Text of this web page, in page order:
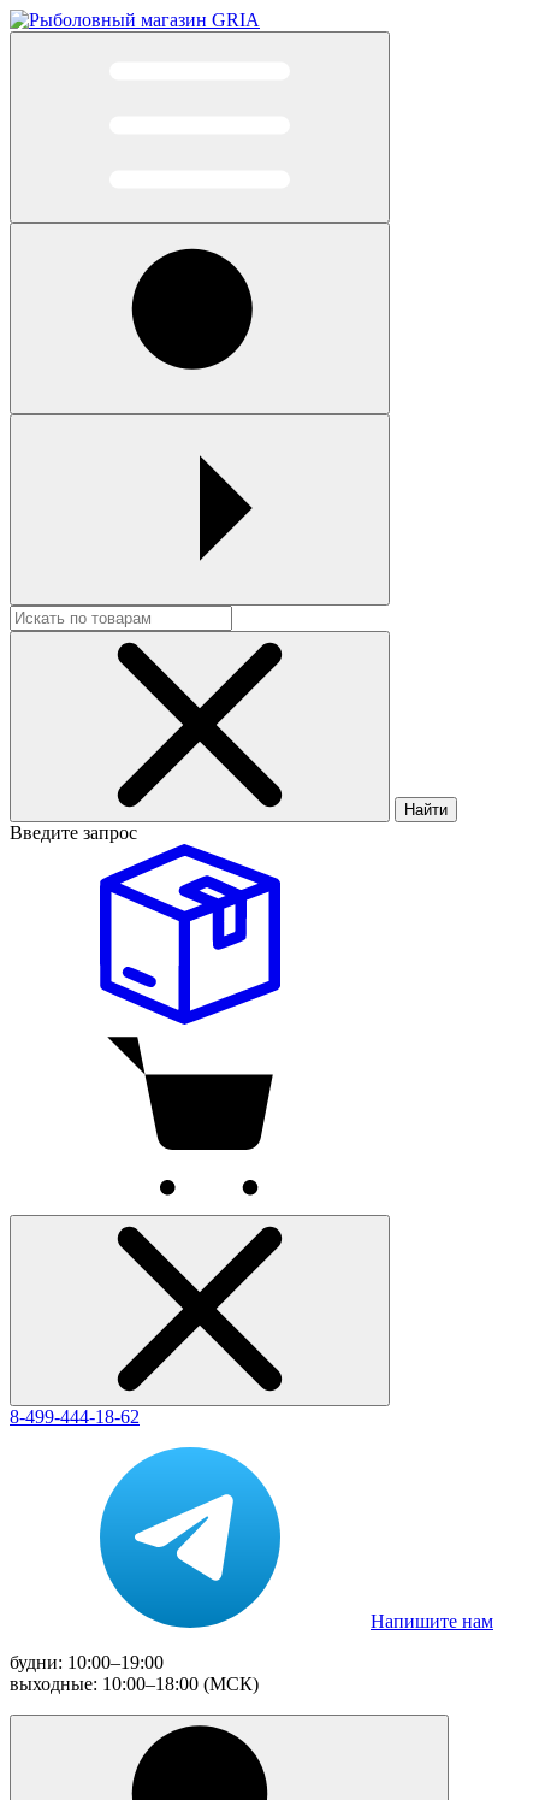
Найти
Введите запрос
8-499-444-18-62
Напишите нам
будни: 10:00–19:00
выходные: 10:00–18:00 (МСК)